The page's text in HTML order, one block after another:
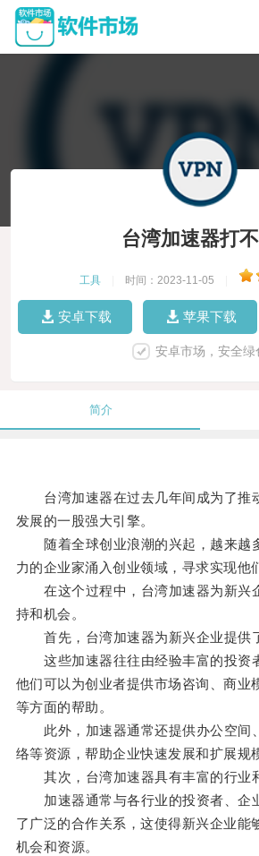
台湾加速器打
工具 时间：2023-11-05
安卓下载 苹果下载
安卓市场，安全绿
简介
台湾加速器在过去几年间成为了推
发展的一股强大引擎。
随着全球创业浪潮的兴起，越来越
力的企业家涌入创业领域，寻求实现他
在这个过程中，台湾加速器为新兴
持和机会。
首先，台湾加速器为新兴企业提供了
这些加速器往往由经验丰富的投资
他们可以为创业者提供市场咨询、商业
等方面的帮助。
此外，加速器通常还提供办公空间
络等资源，帮助企业快速发展和扩展规
其次，台湾加速器具有丰富的行业和
加速器通常与各行业的投资者、企
了广泛的合作关系，这使得新兴企业能
机会和资源。